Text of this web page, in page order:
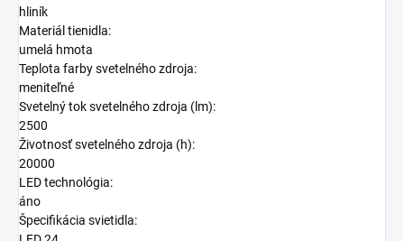
hliník
Materiál tienidla:
umelá hmota
Teplota farby svetelného zdroja:
meniteľné
Svetelný tok svetelného zdroja (lm):
2500
Životnosť svetelného zdroja (h):
20000
LED technológia:
áno
Špecifikácia svietidla: